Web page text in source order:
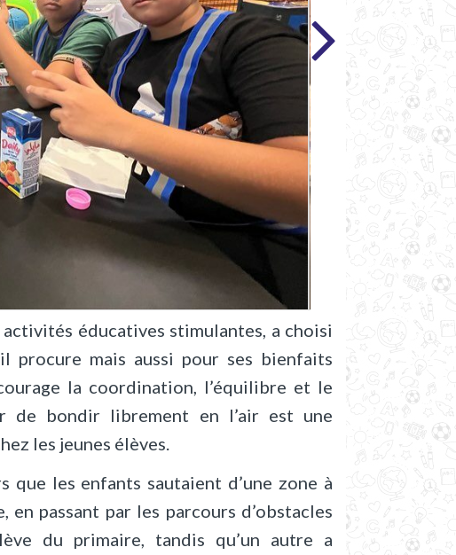
éducatives stimulantes, a choisi
procure mais aussi pour ses bienfaits
la coordination, l’équilibre et le
de bondir librement en l’air est une
les jeunes élèves.
les enfants sautaient d’une zone à
passant par les parcours d’obstacles
du primaire, tandis qu’un autre a